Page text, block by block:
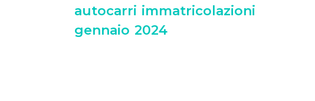
autocarri immatricolazioni
gennaio 2024